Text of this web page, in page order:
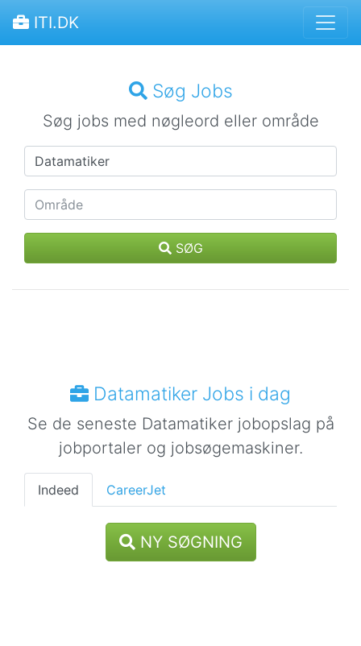
ITI.DK
Søg Jobs
Søg jobs med nøgleord eller område
SØG
Datamatiker Jobs i dag
Se de seneste Datamatiker jobopslag på
jobportaler og jobsøgemaskiner.
Indeed CareerJet
NY SØGNING